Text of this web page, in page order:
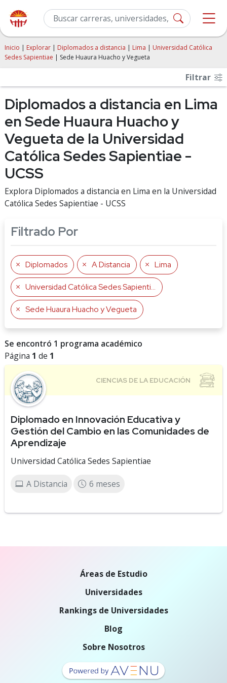
Inicio | Explorar | Diplomados a distancia | Lima | Universidad Católica
Sedes Sapientiae | Sede Huaura Huacho y Vegueta
Filtrar
Diplomados a distancia en Lima
en Sede Huaura Huacho y
Vegueta de la Universidad
Católica Sedes Sapientiae -
UCSS
Explora Diplomados a distancia en Lima en la Universidad
Católica Sedes Sapientiae - UCSS
Filtrado Por
Diplomados A Distancia Lima
Universidad Católica Sedes Sapientiae
Sede Huaura Huacho y Vegueta
Se encontró 1 programa académico
Página 1 de 1
Diplomado en Innovación Educativa y
Gestión del Cambio en las Comunidades de
Aprendizaje
Universidad Católica Sedes Sapientiae
A Distancia 6 meses
Áreas de Estudio
Universidades
Rankings de Universidades
Blog
Sobre Nosotros